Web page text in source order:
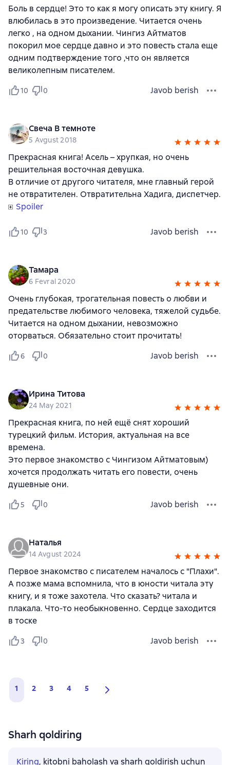
Боль в сердце! Это то как я могу описать эту книгу. Я
влюбилась в это произведение. Читается очень
легко , на одном дыхании. Чингиз Айтматов
покорил мое сердце давно и это повесть стала еще
одним подтверждение того ,что он является
великолепным писателем.
10 0 Javob berish
Свеча В темноте
5 Avgust 2018
Прекрасная книга! Асель – хрупкая, но очень
решительная восточная девушка.
В отличие от другого читателя, мне главный герой
не отвратителен. Отвратительна Хадига, диспетчер.
Spoiler
10 3 Javob berish
Тамара
6 Fevral 2020
Очень глубокая, трогательная повесть о любви и
предательстве любимого человека, тяжелой судьбе.
Читается на одном дыхании, невозможно
оторваться. Обязательно стоит прочитать!
6 0 Javob berish
Ирина Титова
24 May 2021
Прекрасная книга, по ней ещё снят хороший
турецкий фильм. История, актуальная на все
времена.
Это первое знакомство с Чингизом Айтматовым)
хочется продолжать читать его повести, очень
душевные они.
5 0 Javob berish
Наталья
14 Avgust 2024
Первое знакомство с писателем началось с "Плахи".
А позже мама вспомнила, что в юности читала эту
книгу, и я тоже захотела. Что сказать? читала и
плакала. Что-то необыкновенно. Сердце заходится
в тоске
3 0 Javob berish
1 2 3 4 5
Sharh qoldiring
Kiring, kitobni baholash va sharh qoldirish uchun